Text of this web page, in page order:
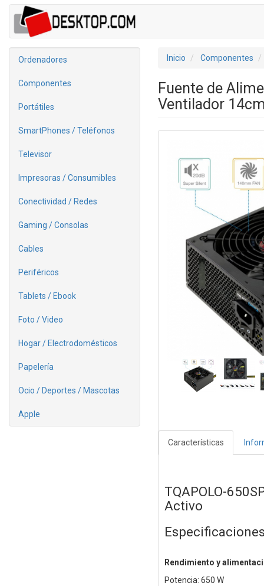
Ordenadores
Componentes
Portátiles
SmartPhones / Teléfonos
Televisor
Impresoras / Consumibles
Conectividad / Redes
Gaming / Consolas
Cables
Periféricos
Tablets / Ebook
Foto / Video
Hogar / Electrodomésticos
Papelería
Ocio / Deportes / Mascotas
Apple
Inicio Componentes
Fuente de
Ventilador
Características
TQAPOLO-
Activo
Rendimiento y
Potencia: 650 W